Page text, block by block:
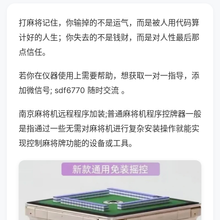
打麻将记住，你输掉的不是运气，而是被人用代码算
计好的人生；你失去的不是钱财，而是对人性最后那
点信任。
若你在仪器使用上需要帮助，想获取一对一指导，添
加微信号; sdf6770 随时交流 。
南京麻将机远程程序加装;普通麻将机程序控牌器一般
是指通过一些无需对麻将机进行复杂安装操作就能实
现控制麻将牌功能的设备或工具。